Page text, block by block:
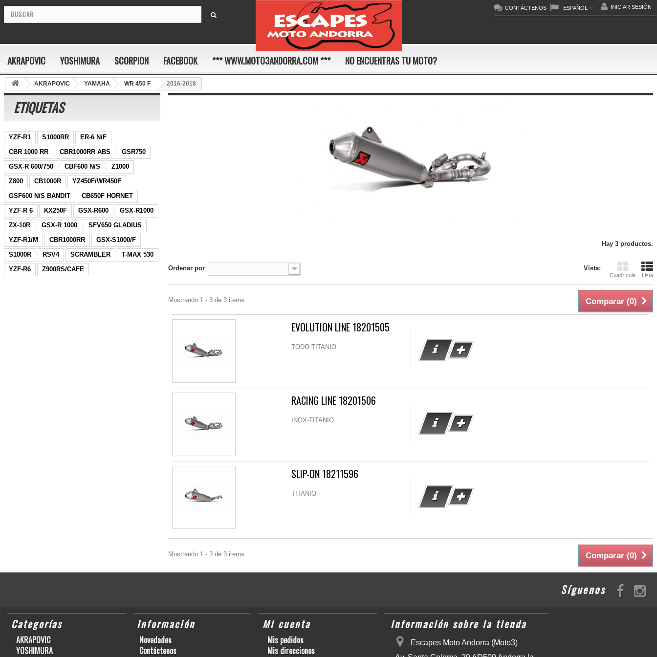
INICIAR SESIÓN
ESPAÑOL
CONTÁCTENOS
AKRAPOVIC YOSHIMURA SCORPION FACEBOOK *** WWW.MOTO3ANDORRA.COM *** NO ENCUENTRAS TU MOTO?
AKRAPOVIC YAMAHA WR 450 F 2016-2018
ETIQUETAS
YZF-R1 S1000RR
ER-6 N/F
CBR 1000 RR
CBR1000RR ABS
GSR750
GSX-R 600/750
CBF600 N/S
Z1000
Z800
CB1000R
YZ450F/WR450F
GSF600 N/S BANDIT
CB650F HORNET
YZF-R 6
KX250F GSX-R600
GSX-R1000
ZX-10R
GSX-R 1000
SFV650 GLADIUS
YZF-R1/M
CBR1000RR
GSX-S1000/F
S1000R
RSV4 SCRAMBLER
T-MAX 530
YZF-R6
Z900RS/CAFE
Hay 3 productos.
Vista:
Cuadrícula Lista
Ordenar por --
Comparar (0)
Mostrando 1 - 3 de 3 items
EVOLUTION LINE 18201505
TODO TITANIO
RACING LINE 18201506
INOX-TITANIO
SLIP-ON 18211596
TITANIO
Comparar (0)
Mostrando 1 - 3 de 3 items
Síguenos
Categorías
AKRAPOVIC
YOSHIMURA
Información
Novedades
Contáctenos
Mi cuenta
Mis pedidos
Mis direcciones
Información sobre la tienda
Escapes Moto Andorra (Moto3)